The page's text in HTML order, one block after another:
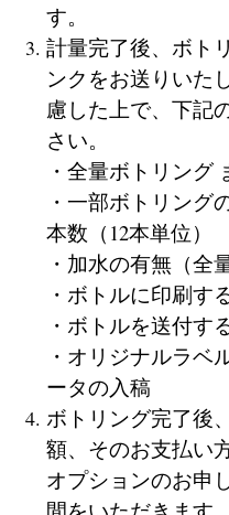
す。
計量完了後、ボト
ンクをお送りいた
慮した上で、下記
さい。
・全量ボトリング
・一部ボトリング
本数（12本単位）
・加水の有無（全
・ボトルに印刷す
・ボトルを送付す
・オリジナルラベ
ータの入稿
ボトリング完了後
額、そのお支払い
オプションのお申